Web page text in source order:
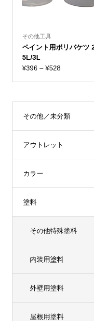
その他工具
ペイント用ポリバケツ
5L/3L
¥396 – ¥528価
¥528
その他／未分類
アウトレット
カラー
塗料
その他特殊塗料
内装用塗料
外壁用塗料
屋根用塗料